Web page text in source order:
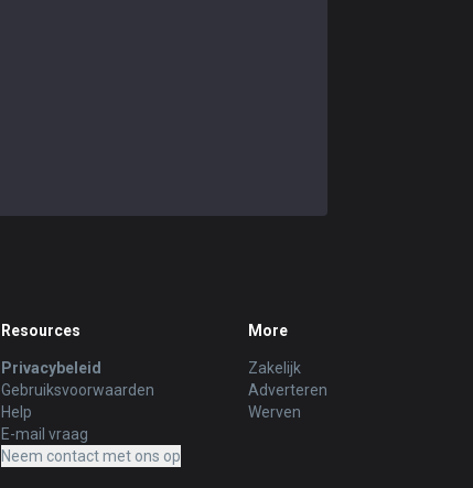
Resources
Privacybeleid
Gebruiksvoorwaarden
Help
E-mail vraag
Neem contact met ons op
More
Zakelijk
Adverteren
Werven